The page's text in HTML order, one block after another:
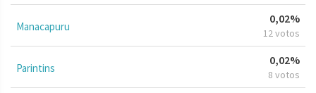
Manacapuru
0,02%
12 votos
Parintins
0,02%
8 votos